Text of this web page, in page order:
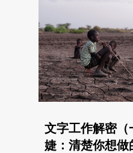
文字工作解密（
婕：清楚你想做